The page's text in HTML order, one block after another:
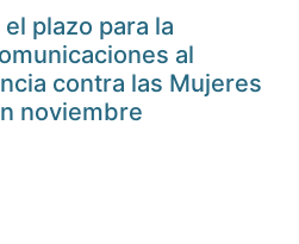
plazo para la
al
contra las Mujeres
noviembre